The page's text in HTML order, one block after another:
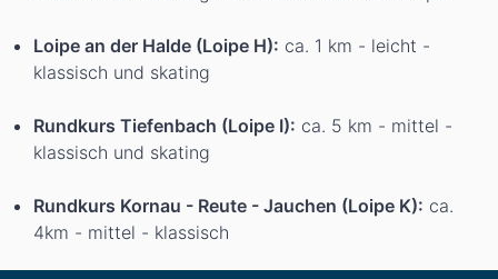
Loipe an der Halde (Loipe H): ca. 1 km - leicht -
klassisch und skating
Rundkurs Tiefenbach (Loipe I): ca. 5 km - mittel -
klassisch und skating
Rundkurs Kornau - Reute - Jauchen (Loipe K): ca.
4km - mittel - klassisch